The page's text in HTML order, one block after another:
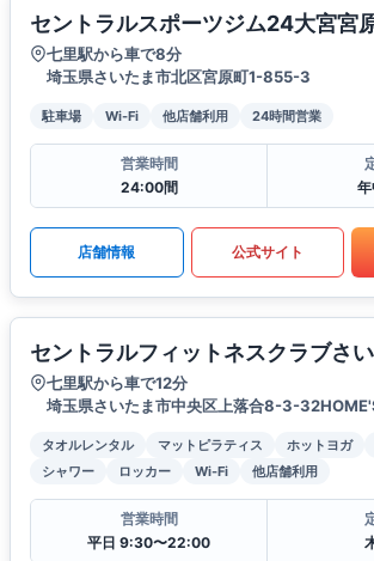
セントラルスポーツジム24大宮宮
七里駅から車で8分
埼玉県さいたま市北区宮原町1-855-3
駐車場 Wi-Fi 他店舗利用 24時間営業
営業時間
24:00間
店舗情報 公式サイト
セントラルフィットネスクラブさ
七里駅から車で12分
埼玉県さいたま市中央区上落合8-3-
タオルレンタル マットピラティス ホットヨガ
シャワー
ロッカー Wi-Fi 他店舗利用
営業時間
平日 9:30〜22:00